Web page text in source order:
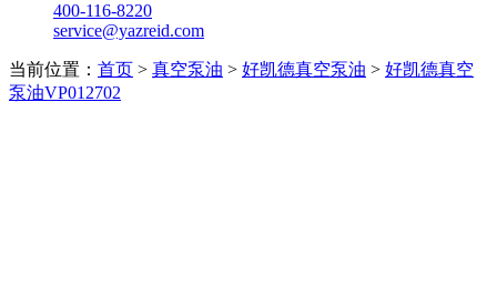
400-116-8220
service@yazreid.com
当前位置： 首页 > 真空泵油 > 好凯德真空泵油 > 好凯德真空
泵油VP012702